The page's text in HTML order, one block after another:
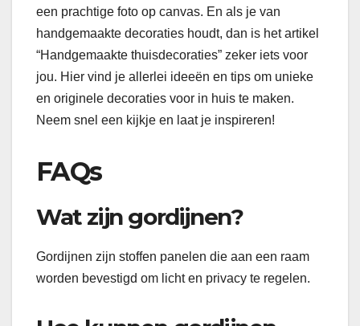
een prachtige foto op canvas. En als je van
handgemaakte decoraties houdt, dan is het artikel
“Handgemaakte thuisdecoraties” zeker iets voor
jou. Hier vind je allerlei ideeën en tips om unieke
en originele decoraties voor in huis te maken.
Neem snel een kijkje en laat je inspireren!
FAQs
Wat zijn gordijnen?
Gordijnen zijn stoffen panelen die aan een raam
worden bevestigd om licht en privacy te regelen.